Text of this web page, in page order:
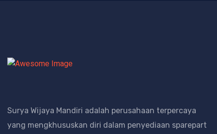
Surya Wijaya Mandiri adalah perusahaan terpercaya
yang mengkhususkan diri dalam penyediaan sparepart